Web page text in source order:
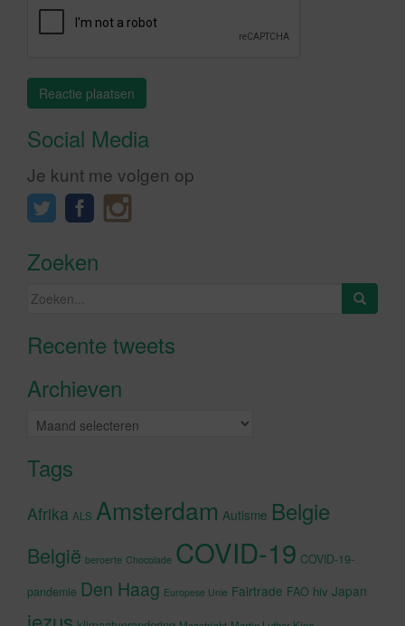
Social Media
Je kunt me volgen op
Zoeken
Zoeken
Recente tweetsKlik om marketing cookies te
Archieven
Archieven
Tags
Afrika ALS Amsterdam Autisme Belgie
België beroerte Chocolade COVID-19 COVID-19-
pandemie Den Haag Europese Unie Fairtrade FAO hiv Japan